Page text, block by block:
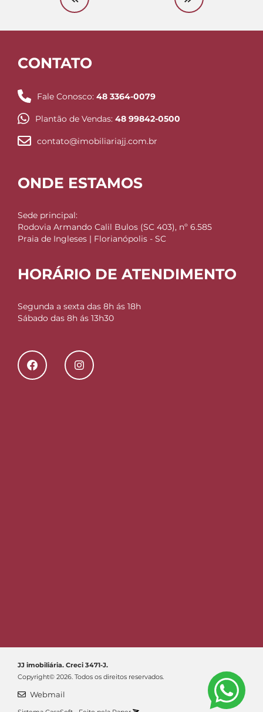
CONTATO
Fale Conosco: 48 3364-0079
Plantão de Vendas: 48 99842-0500
contato@imobiliariajj.com.br
ONDE ESTAMOS
Sede principal:
Rodovia Armando Calil Bulos (SC 403), nº 6.585
Praia de Ingleses | Florianópolis - SC
HORÁRIO DE ATENDIMENTO
Segunda a sexta das 8h ás 18h
Sábado das 8h ás 13h30
JJ imobiliária. Creci 3471-J.
Copyright© 2026. Todos os direitos reservados.
Webmail